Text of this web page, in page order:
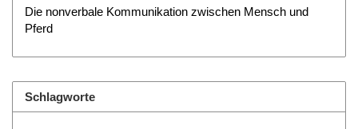
Die nonverbale Kommunikation zwischen Mensch und
Pferd
Schlagworte